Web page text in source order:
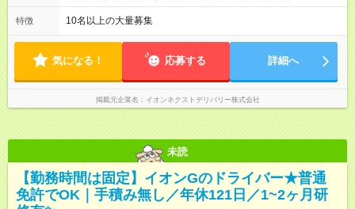
00～23：00 【参考】他のシフトは下記より選択可 ■05：00～
14：00 ■07：30～16：30 ■12：00～21：00
特徴 10名以上の大量募集
気になる！ 応募する 詳細へ
掲載元企業名 イオンネクストデリバリー株式会社
未読
【勤務時間は固定】イオンGのドライバー★普通
免許でOK｜手積み無し／年休121日／1~2ヶ月研